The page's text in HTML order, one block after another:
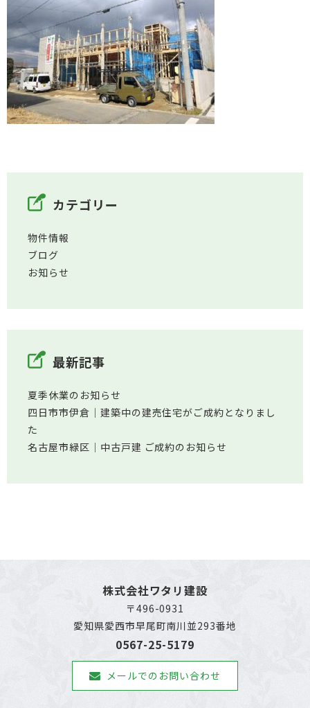
カテゴリー
物件情報
ブログ
お知らせ
最新記事
夏季休業のお知らせ
四日市市伊倉│建築中の建売住宅がご成約となりまし
た
名古屋市緑区│中古戸建 ご成約のお知らせ
株式会社ワタリ建設
〒496-0931
愛知県愛西市早尾町南川並293番地
0567-25-5179
メールでのお問い合わせ